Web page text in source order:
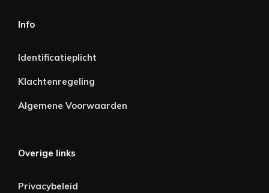
Info
Identificatieplicht
Klachtenregeling
Algemene Voorwaarden
Overige links
Privacybeleid